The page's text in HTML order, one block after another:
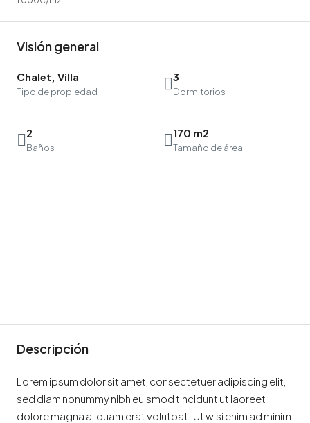
Visión general
Chalet, Villa
Tipo de propiedad
3
Dormitorios
2
Baños
170 m2
Tamaño de área
Descripción
Lorem ipsum dolor sit amet, consectetuer adipiscing elit,
sed diam nonummy nibh euismod tincidunt ut laoreet
dolore magna aliquam erat volutpat. Ut wisi enim ad minim